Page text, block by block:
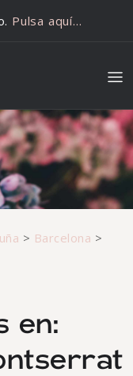
Pulsa aquí…
> Barcelona >
en: